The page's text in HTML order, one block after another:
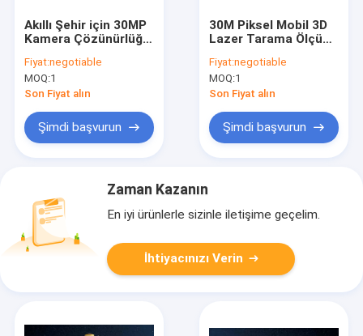
Akıllı Şehir için 30MP
Kamera Çözünürlüğü
Sistemi HiScan-C
Fiyat:negotiable
MOQ:1
Son Fiyat alın
Şimdi başvurun
30M Piksel Mobil 3D
Lazer Tarama Ölçüm
Yerleşik Yol
Araştırması için
Fiyat:negotiable
MOQ:1
Son Fiyat alın
Şimdi başvurun
Zaman Kazanın
En iyi ürünlerle sizinle iletişime geçelim.
İhtiyacınızı Verin